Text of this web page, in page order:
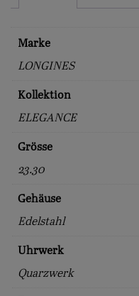
Marke
LONGINES
Kollektion
ELEGANCE
Grösse
23.30
Gehäuse
Edelstahl
Uhrwerk
Quarzwerk